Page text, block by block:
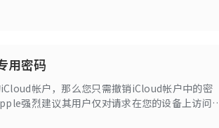
用密码
帐户，那么您只需撤销iCloud帐户中的密
强烈建议其用户仅对请求在您的设备上访问